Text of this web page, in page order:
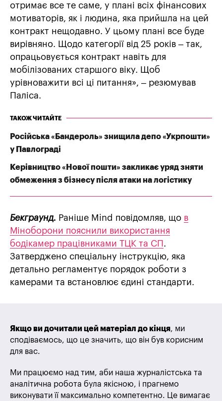
отримає все те саме, у плані всіх фінансових
мотиваторів, як і людина, яка прийшла на цей
контракт нещодавно. У цьому плані все буде
вирівняно. Щодо категорії від 25 років – так,
опрацьовується контракт навіть для
мобілізованих старшого віку. Щоб
урівноважити всі ці питання», – резюмував
Паліса.
ТАКОЖ ЧИТАЙТЕ
Російська «Бандероль» знищила депо «Укрпошти»
у Павлограді
Керівництво «Нової пошти» закликає уряд зняти
обмеження з бізнесу після атаки на логістику
Бекграунд. Раніше Mind повідомляв, що в
Міноборони пояснили використання
бодікамер працівниками ТЦК та СП .
Затверджено спеціальну інструкцію, яка
детально регламентує порядок роботи з
камерами та встановлює єдині стандарти.
Якщо ви дочитали цей матеріал до кінця, ми
сподіваємось, що це значить, що він був корисним
для вас.
Ми працюємо над тим, аби наша журналістська та
аналітична робота була якісною, і прагнемо
виконувати її максимально компетентно. Це вимагає